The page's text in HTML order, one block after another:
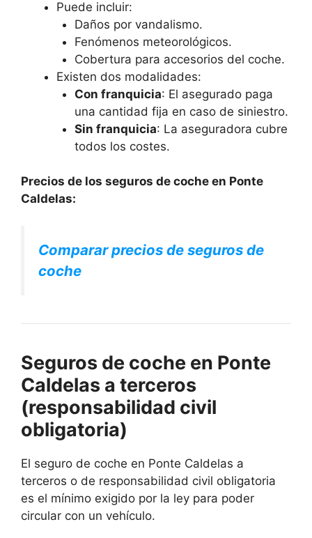
Puede incluir:
Daños por vandalismo.
Fenómenos meteorológicos.
Cobertura para accesorios del coche.
Existen dos modalidades:
Con franquicia: El asegurado paga
una cantidad fija en caso de siniestro.
Sin franquicia: La aseguradora cubre
todos los costes.
Precios de los seguros de coche en Ponte
Caldelas:
Comparar precios de seguros de
coche
Seguros de coche en Ponte
Caldelas a terceros
(responsabilidad civil
obligatoria)
El seguro de coche en Ponte Caldelas a
terceros o de responsabilidad civil obligatoria
es el mínimo exigido por la ley para poder
circular con un vehículo.